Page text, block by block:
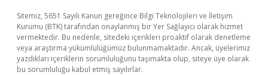
Sitemiz, 5651 Sayılı Kanun gereğince Bilgi Teknolojileri ve İletişim
Kurumu (BTK) tarafından onaylanmış bir Yer Sağlayıcı olarak hizmet
vermektedir. Bu nedenle, sitedeki içerikleri proaktif olarak denetleme
veya araştırma yükümlülüğümüz bulunmamaktadır. Ancak, üyelerimiz
yazdıkları içeriklerin sorumluluğunu taşımakta olup, siteye üye olarak
bu sorumluluğu kabul etmiş sayılırlar.